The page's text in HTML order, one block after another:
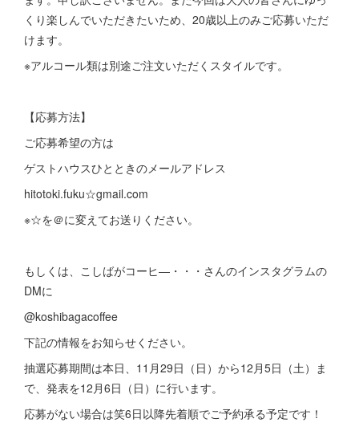
くり楽しんでいただきたいため、20歳以上のみご応募いただ
けます。
※アルコール類は別途ご注文いただくスタイルです。
【応募方法】
ご応募希望の方は
ゲストハウスひとときのメールアドレス
hitotoki.fuku☆gmail.com
※☆を＠に変えてお送りください。
もしくは、こしばがコーヒ―・・・さんのインスタグラムの
DMに
@koshibagacoffee
下記の情報をお知らせください。
抽選応募期間は本日、11月29日（日）から12月5日（土）ま
で、発表を12月6日（日）に行います。
応募がない場合は笑6日以降先着順でご予約承る予定です！